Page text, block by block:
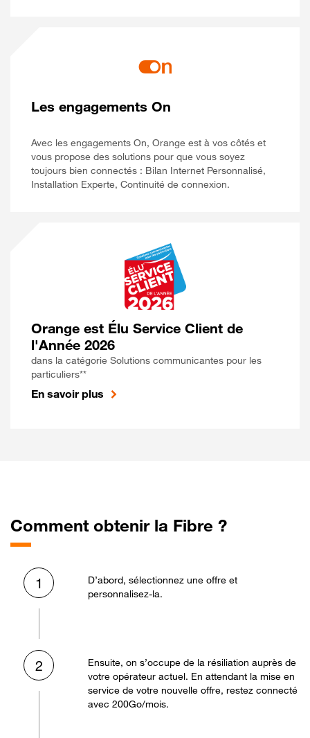
Les engagements On
Avec les engagements On, Orange est à vos côtés et
vous propose des solutions pour que vous soyez
toujours bien connectés : Bilan Internet Personnalisé,
Installation Experte, Continuité de connexion.
Orange est Élu Service Client de
l'Année 2026
dans la catégorie Solutions communicantes pour les
particuliers**
En savoir plus
Comment obtenir la Fibre ?
1
D’abord, sélectionnez une offre et
personnalisez-la.
2
Ensuite, on s’occupe de la résiliation auprès de
votre opérateur actuel. En attendant la mise en
service de votre nouvelle offre, restez connecté
avec 200Go/mois.